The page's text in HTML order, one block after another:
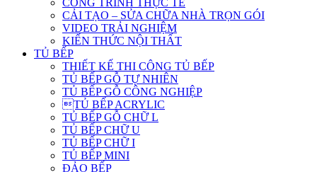
CÔNG TRÌNH THỰC TẾ
CẢI TẠO – SỬA CHỮA NHÀ TRỌN GÓI
VIDEO TRẢI NGHIỆM
KIẾN THỨC NỘI THẤT
TỦ BẾP
THIẾT KẾ THI CÔNG TỦ BẾP
TỦ BẾP GỖ TỰ NHIÊN
TỦ BẾP GỖ CÔNG NGHIỆP
TỦ BẾP ACRYLIC
TỦ BẾP GỖ CHỮ L
TỦ BẾP CHỮ U
TỦ BẾP CHỮ I
TỦ BẾP MINI
ĐẢO BẾP